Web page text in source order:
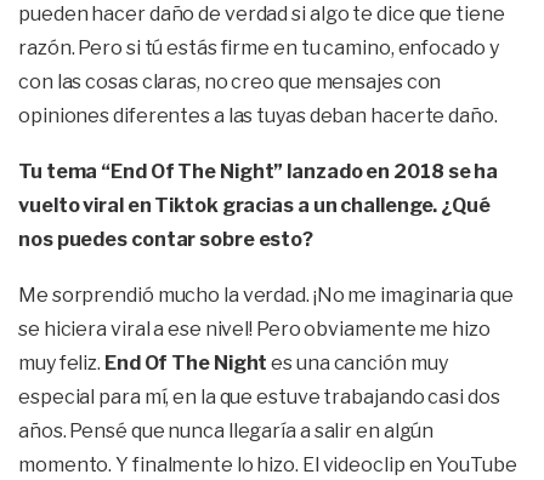
pueden hacer daño de verdad si algo te dice que tiene
razón. Pero si tú estás firme en tu camino, enfocado y
con las cosas claras, no creo que mensajes con
opiniones diferentes a las tuyas deban hacerte daño.
Tu tema “End Of The Night” lanzado en 2018 se ha
vuelto viral en Tiktok gracias a un challenge. ¿Qué
nos puedes contar sobre esto?
Me sorprendió mucho la verdad. ¡No me imaginaria que
se hiciera viral a ese nivel! Pero obviamente me hizo
muy feliz. End Of The Nightes una canción muy
especial para mí, en la que estuve trabajando casi dos
años. Pensé que nunca llegaría a salir en algún
momento. Y finalmente lo hizo. El videoclip en YouTube